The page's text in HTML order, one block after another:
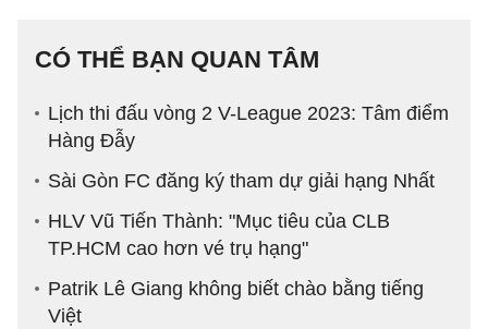
CÓ THỂ BẠN QUAN TÂM
Lịch thi đấu vòng 2 V-League 2023: Tâm điểm
Hàng Đẫy
Sài Gòn FC đăng ký tham dự giải hạng Nhất
HLV Vũ Tiến Thành: "Mục tiêu của CLB
TP.HCM cao hơn vé trụ hạng"
Patrik Lê Giang không biết chào bằng tiếng
Việt